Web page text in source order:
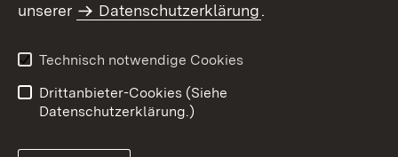
Barrierefreiheit
unserer
Datenschutzerklärung.
Technisch notwendige Cookies
Drittanbieter-Cookies (Siehe
Datenschutzerklärung.)